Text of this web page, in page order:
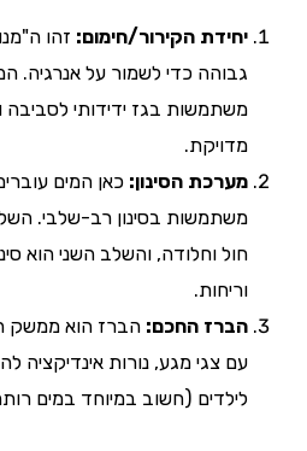
יחידת הקירור/חימום:זהו ה"מנוע".
גבוהה כדי לשמור על אנרגיה.
משתמשות בגז ידידותי לסביבה
מדויקת.
מערכת הסינון:כאן המים עוברים
משתמשות בסינון רב-שלבי. השלב
חול וחלודה, והשלב השני הוא סינון
וריחות.
הברז החכם:הברז הוא ממשק
עם צגי מגע, נורות אינדיקציה
לילדים (חשוב במיוחד במים רותחים).